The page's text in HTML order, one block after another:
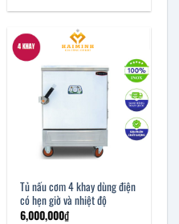
Tủ nấu cơm 4 khay dùng điện
có hẹn giờ và nhiệt độ
6,000,000₫